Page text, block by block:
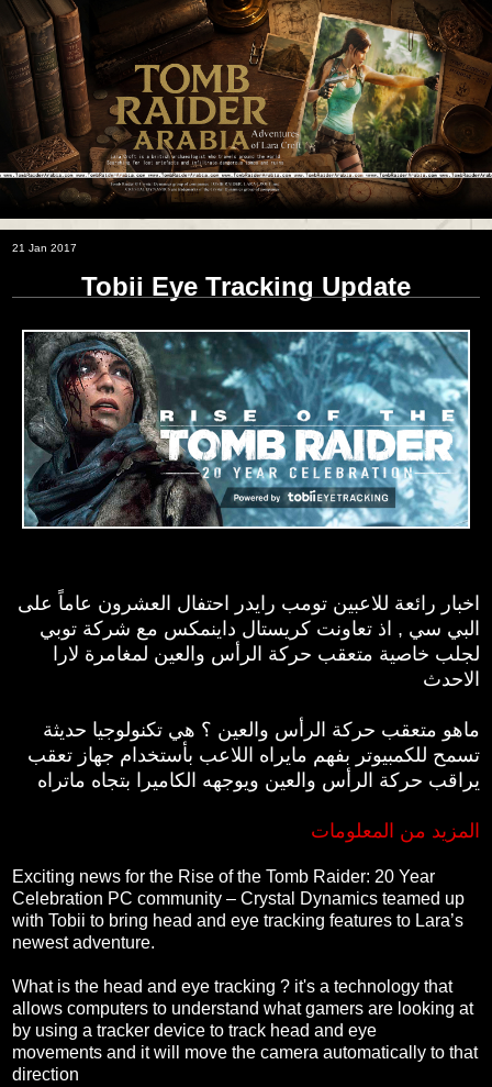
21 Jan 2017
Tobii Eye Tracking Update
اخبار رائعة للاعبين تومب رايدر احتفال العشرون عاماً على
البي سي , اذ تعاونت كريستال داينمكس مع شركة توبي
لجلب خاصية متعقب حركة الرأس والعين لمغامرة لارا
الاحدث
ماهو متعقب حركة الرأس والعين ؟ هي تكنولوجيا حديثة
تسمح للكمبيوتر بفهم مايراه اللاعب بأستخدام جهاز تعقب
يراقب حركة الرأس والعين ويوجهه الكاميرا بتجاه ماتراه
المزيد من المعلومات
Exciting news for the Rise of the Tomb Raider: 20 Year
Celebration PC community – Crystal Dynamics teamed up
with Tobii to bring head and eye tracking features to Lara’s
newest adventure.
What is the head and eye tracking ? it's a technology that
allows computers to understand what gamers are looking at
by using a tracker device to track head and eye
movements and it will move the camera automatically to that
direction